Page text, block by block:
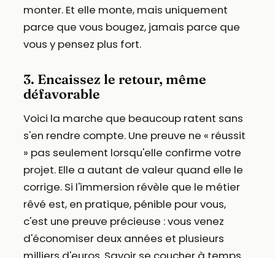
monter. Et elle monte, mais uniquement
parce que vous bougez, jamais parce que
vous y pensez plus fort.
3. Encaissez le retour, même
défavorable
Voici la marche que beaucoup ratent sans
s'en rendre compte. Une preuve ne « réussit
» pas seulement lorsqu'elle confirme votre
projet. Elle a autant de valeur quand elle le
corrige. Si l'immersion révèle que le métier
rêvé est, en pratique, pénible pour vous,
c'est une preuve précieuse : vous venez
d'économiser deux années et plusieurs